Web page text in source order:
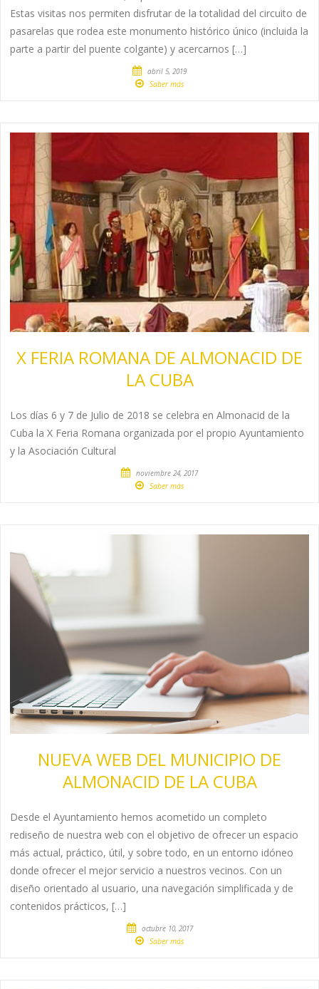
Estas visitas nos permiten disfrutar de la totalidad del circuito de
pasarelas que rodea este monumento histórico único (incluida la
parte a partir del puente colgante) y acercarnos […]
abril 5, 2019
Saber más
X FERIA ROMANA DE ALMONACID DE
LA CUBA
Los días 6 y 7 de Julio de 2018 se celebra en Almonacid de la
Cuba la X Feria Romana organizada por el propio Ayuntamiento
y la Asociación Cultural
noviembre 24, 2017
Saber más
NUEVA WEB DEL MUNICIPIO DE
ALMONACID DE LA CUBA
Desde el Ayuntamiento hemos acometido un completo
rediseño de nuestra web con el objetivo de ofrecer un espacio
más actual, práctico, útil, y sobre todo, en un entorno idóneo
donde ofrecer el mejor servicio a nuestros vecinos. Con un
diseño orientado al usuario, una navegación simplificada y de
contenidos prácticos, […]
octubre 10, 2017
Saber más